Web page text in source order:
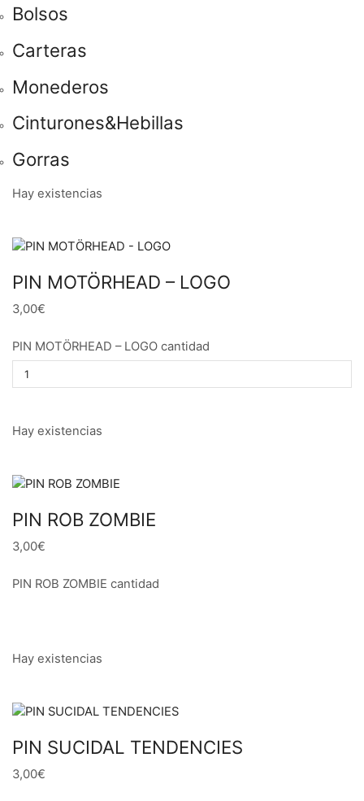
Bolsos
Carteras
Monederos
Cinturones&Hebillas
Gorras
Hay existencias
PIN MOTÖRHEAD – LOGO
3,00€
PIN MOTÖRHEAD – LOGO cantidad
Hay existencias
PIN ROB ZOMBIE
3,00€
PIN ROB ZOMBIE cantidad
Hay existencias
PIN SUCIDAL TENDENCIES
3,00€